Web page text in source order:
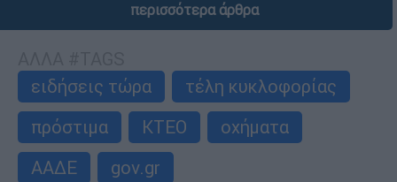
περισσότερα άρθρα
ειδήσεις τώρα
τέλη κυκλοφορίας
πρόστιμα
ΚΤΕΟ
οχήματα
ΑΑΔΕ
gov.gr